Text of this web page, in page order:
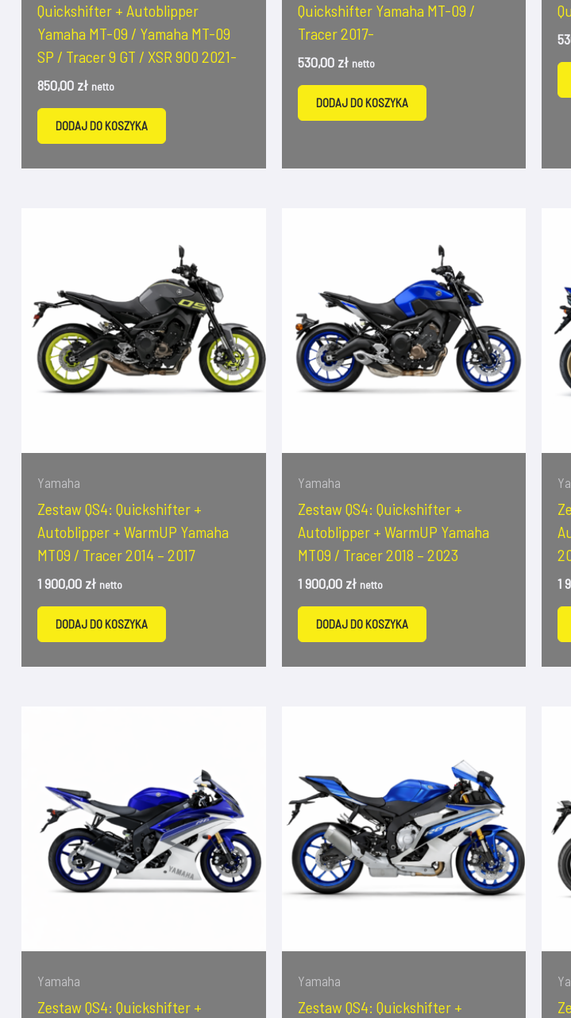
Quickshifter + Autoblipper
Yamaha MT-09 / Yamaha MT-09
SP / Tracer 9 GT / XSR 900 2021-
850,00 zł netto
DODAJ DO KOSZYKA
Quickshifter Yamaha MT-09 /
Tracer 2017-
530,00 zł netto
DODAJ DO KOSZYKA
Yamaha
Zestaw QS4: Quickshifter +
Autoblipper + WarmUP Yamaha
MT09 / Tracer 2014 – 2017
1 900,00 zł netto
DODAJ DO KOSZYKA
Yamaha
Zestaw QS4: Quickshifter +
Autoblipper + WarmUP Yamaha
MT09 / Tracer 2018 – 2023
1 900,00 zł netto
DODAJ DO KOSZYKA
1
Yamaha
Zestaw QS4: Quickshifter +
Yamaha
Zestaw QS4: Quickshifter +